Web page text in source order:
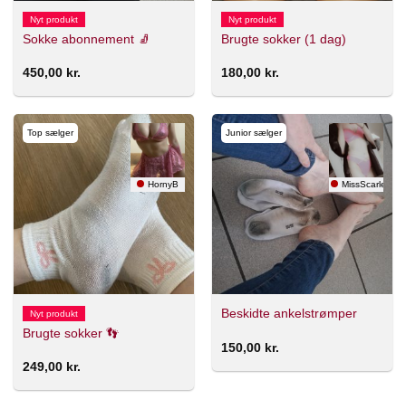
Nyt produkt
Sokke abonnement 🧦
450,00 kr.
Nyt produkt
Brugte sokker (1 dag)
180,00 kr.
Top sælger
HornyB
Nyt produkt
Brugte sokker 👣
249,00 kr.
Junior sælger
MissScarlet
Beskidte ankelstrømper
150,00 kr.